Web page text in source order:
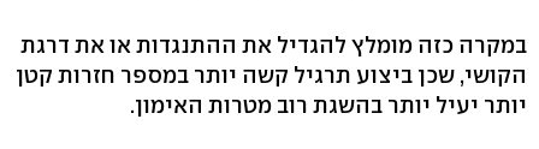
במקרה כזה מומלץ להגדיל את ההתנגדות או את דרגת
הקושי, שכן ביצוע תרגיל קשה יותר במספר חזרות קטן
יותר יעיל יותר בהשגת רוב מטרות האימון.